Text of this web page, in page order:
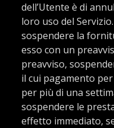
dell’Utente è di
loro uso del
sospendere la
esso con un
preavviso,
il cui pagamento
per più di una
sospendere le
effetto immediato,